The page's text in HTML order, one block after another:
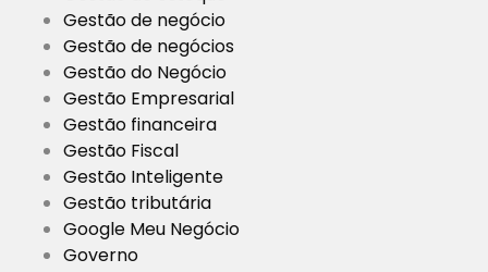
Gestão de negócio
Gestão de negócios
Gestão do Negócio
Gestão Empresarial
Gestão financeira
Gestão Fiscal
Gestão Inteligente
Gestão tributária
Google Meu Negócio
Governo